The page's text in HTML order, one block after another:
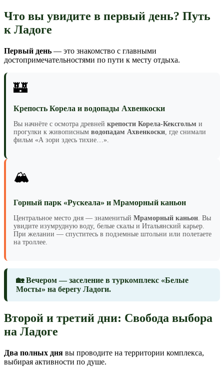
Что вы увидите в первый день? Путь
к Ладоге
Первый день — это знакомство с главными
достопримечательностями по пути к месту отдыха.
🏰
Крепость Корела и водопады Ахвенкоски
Вы начнёте с осмотра древней крепости Корела-Кексгольм и
прогулки к живописным водопадам Ахвенкоски, где снимали
фильм «А зори здесь тихие…».
🏔️
Горный парк «Рускеала» и Мраморный каньон
Центральное место дня — знаменитый Мраморный каньон. Вы
увидите изумрудную воду, белые скалы и Итальянский карьер.
При желании — спуститесь в подземные штольни или полетаете
на троллее.
🏡 Вечером — заселение в туркомплекс «Белые
Мосты» на берегу Ладоги.
Второй и третий дни: Свобода выбора
на Ладоге
Два полных дня вы проводите на территории комплекса,
выбирая активности по душе.